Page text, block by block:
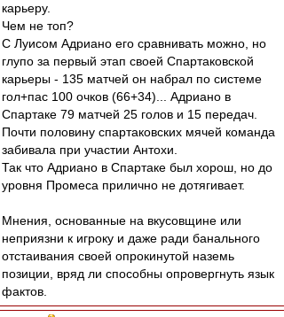
карьеру.
Чем не топ?
С Луисом Адриано его сравнивать можно, но
глупо за первый этап своей Спартаковской
карьеры - 135 матчей он набрал по системе
гол+пас 100 очков (66+34)... Адриано в
Спартаке 79 матчей 25 голов и 15 передач.
Почти половину спартаковских мячей команда
забивала при участии Антохи.
Так что Адриано в Спартаке был хорош, но до
уровня Промеса прилично не дотягивает.
Мнения, основанные на вкусовщине или
неприязни к игроку и даже ради банального
отстаивания своей опрокинутой наземь
позиции, вряд ли способны опровергнуть язык
фактов.